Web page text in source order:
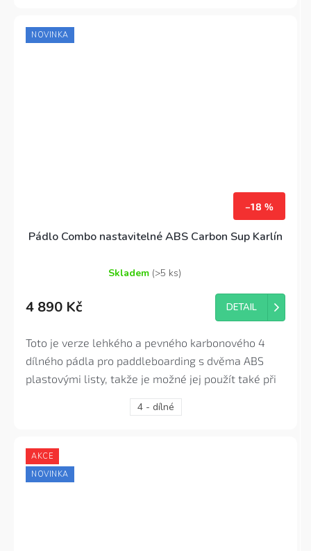
NOVINKA
–18 %
Pádlo Combo nastavitelné ABS Carbon Sup Karlín
hodnocení
z
5
hvězdiček.
Skladem (>5 ks)
4 890 Kč DETAIL
Toto je verze lehkého a pevného karbonového 4
dílného pádla pro paddleboarding s dvěma ABS
plastovými listy, takže je možné jej použít také při
jízdě v sedě jako na kajaku. Toto pádlo je ideální pro
všechny nadšené vodáky, kteří potřebují pádlo s
závodění, sjíždění vln nebo třeba cestovní
všestrannost.
4 - dílné
AKCE
NOVINKA